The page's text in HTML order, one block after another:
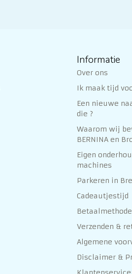
Informatie
Over ons
Ik maak tijd
Een nieuwe
die ?
Waarom wij
BERNINA en
Eigen
machines
Parkeren in
Cadeautjestijd
Verzenden &
Algemene
Disclaimer &